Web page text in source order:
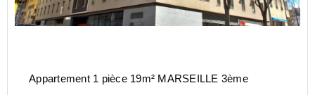
Appartement 1 pièce 19m² MARSEILLE 3ème